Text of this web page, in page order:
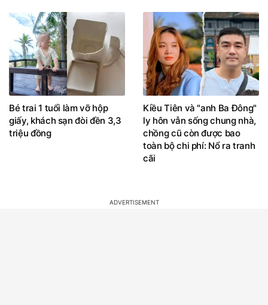
Bé trai 1 tuổi làm vỡ hộp
giấy, khách sạn đòi đền 3,3
triệu đồng
Kiều Tiên và "anh Ba Đông"
ly hôn vẫn sống chung nhà,
chồng cũ còn được bao
toàn bộ chi phí: Nổ ra tranh
cãi